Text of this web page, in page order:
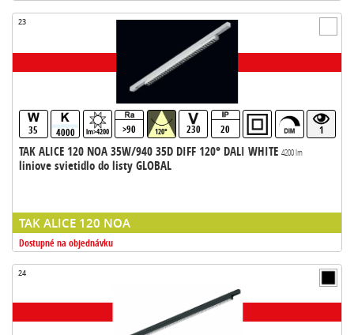
23
35 4000 lm>4200 >90 120° 230 20 1
TAK ALICE 120 NOA 35W/940 35D DIFF 120° DALI WHITE 4200 lm
liniove svietidlo do listy GLOBAL
TAK ALICE 120 NOA
Dostupné na objednávku
24